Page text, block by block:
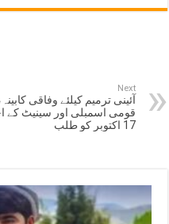
Next
آئینی ترمیم کیلئے وفاقی
قومی اسمبلی اور سینیٹ کے
17 اکتوبر کو طلب